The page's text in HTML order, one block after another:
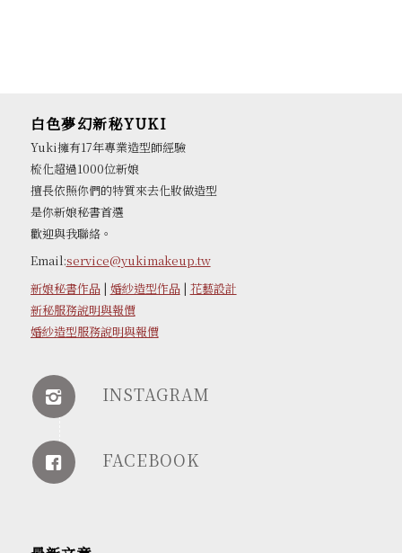
白色夢幻新秘YUKI
Yuki擁有17年專業造型師經驗
梳化超過1000位新娘
擅長依照你們的特質來去化妝做造型
是你新娘秘書首選
歡迎與我聯絡。
Email:service@yukimakeup.tw
新娘秘書作品| 婚紗造型作品| 花藝設計
新秘服務說明與報價
婚紗造型服務說明與報價
INSTAGRAM
FACEBOOK